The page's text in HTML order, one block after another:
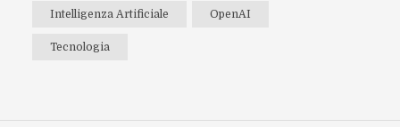
Intelligenza Artificiale OpenAI
Tecnologia